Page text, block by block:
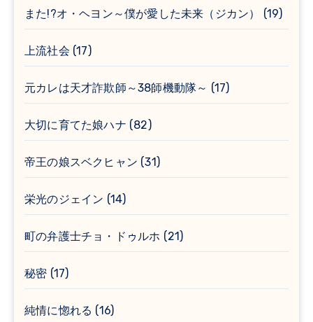
また!?オ・ヘヨン～僕が愛した未来（ジカン） (19)
上流社会 (17)
元カレは天才詐欺師～38師機動隊～ (17)
大切に育てた娘ハナ (82)
帝王の娘スベクヒャン (31)
栄光のジェイン (14)
町の弁護士チョ・ドゥルホ (21)
秘密 (17)
純情に惚れる (16)